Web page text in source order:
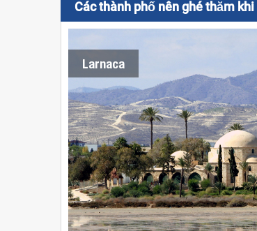
Các thành phố nên ghé thăm
Larnaca
Vé
máy
bay
giá
rẻ
đi
Larnaca
được
khai
thác
bởi